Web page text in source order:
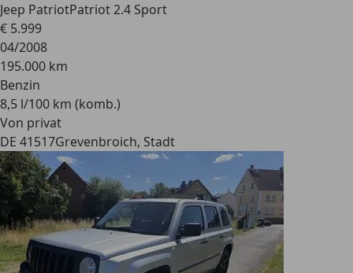
Jeep PatriotPatriot 2.4 Sport
€ 5.999
04/2008
195.000 km
Benzin
8,5 l/100 km (komb.)
Von privat
DE 41517Grevenbroich, Stadt